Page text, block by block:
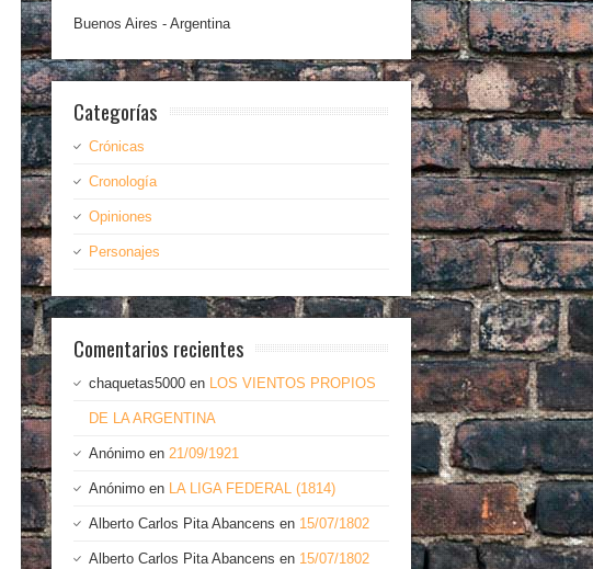
Buenos Aires - Argentina
Categorías
Crónicas
Cronología
Opiniones
Personajes
Comentarios recientes
chaquetas5000 en LOS VIENTOS PROPIOS
DE LA ARGENTINA
Anónimo en 21/09/1921
Anónimo en LA LIGA FEDERAL (1814)
Alberto Carlos Pita Abancens en 15/07/1802
Alberto Carlos Pita Abancens en 15/07/1802